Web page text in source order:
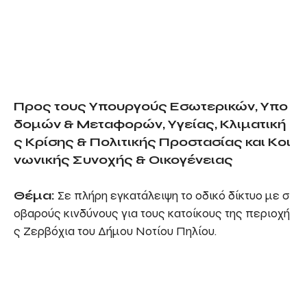
Προςτους Υπουργούς Εσωτερικών,Υπο
δομών & Μεταφορών, Υγείας, Κλιματική
ς Κρίσης & Πολιτικής Προστασίας και Κοι
νωνικής Συνοχής & Οικογένειας
Θέμα: Σε πλήρη εγκατάλειψη το οδικό δίκτυο με σ
οβαρούς κινδύνους για τους κατοίκους της περιοχή
ς Ζερβόχια του Δήμου Νοτίου Πηλίου.